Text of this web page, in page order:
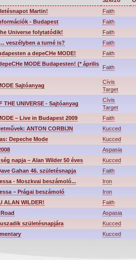
Martin!
Faith
- Budapest
Faith
Universe folytatódik!
Faith
veszélyben a turné is?
Faith
a depeCHe MODE!
Faith
MODE Budapesten! (* április
Faith
Sajtóanyag
Cívis
Target
THE UNIVERSE - Sajtóanyag
Cívis
Target
– Live in Budapest 2009 Faith
ANTON CORBIJN
Kucced
Depeche Mode
Kucced
Aspasia
napja – Alan Wilder 50 éves
Kucced
Gahan 46. születésnapja
Faith
- Moszkvai beszámoló...
Iron
– Prágai beszámoló
Iron
ALAN WILDER!
Faith
Aspasia
születésnapjára
Kucced
Kucced